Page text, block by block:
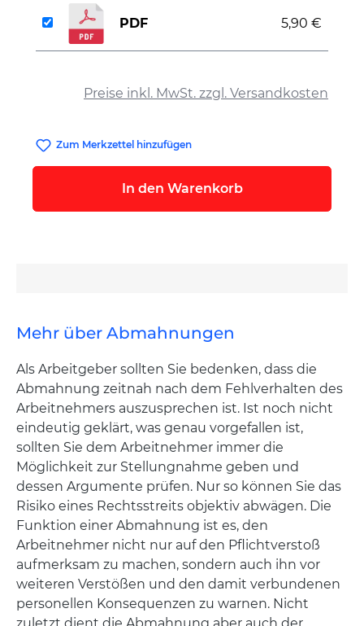
Preise inkl. MwSt. zzgl. Versandkosten
PDF 5,90 €
Zum Merkzettel hinzufügen
In den Warenkorb
Mehr über Abmahnungen
Als Arbeitgeber sollten Sie bedenken, dass die
Abmahnung zeitnah nach dem Fehlverhalten des
Arbeitnehmers auszusprechen ist. Ist noch nicht
eindeutig geklärt, was genau vorgefallen ist,
sollten Sie dem Arbeitnehmer immer die
Möglichkeit zur Stellungnahme geben und
dessen Argumente prüfen. Nur so können Sie das
Risiko eines Rechtsstreits objektiv abwägen. Die
Funktion einer Abmahnung ist es, den
Arbeitnehmer nicht nur auf den Pflichtverstoß
aufmerksam zu machen, sondern auch ihn vor
weiteren Verstößen und den damit verbundenen
personellen Konsequenzen zu warnen. Nicht